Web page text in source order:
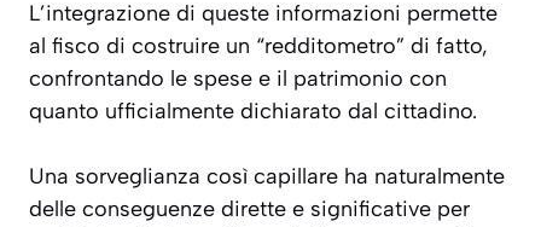
L’integrazione di queste informazioni permette
al fisco di costruire un “redditometro” di fatto,
confrontando le spese e il patrimonio con
quanto ufficialmente dichiarato dal cittadino.
Una sorveglianza così capillare ha naturalmente
delle conseguenze dirette e significative per